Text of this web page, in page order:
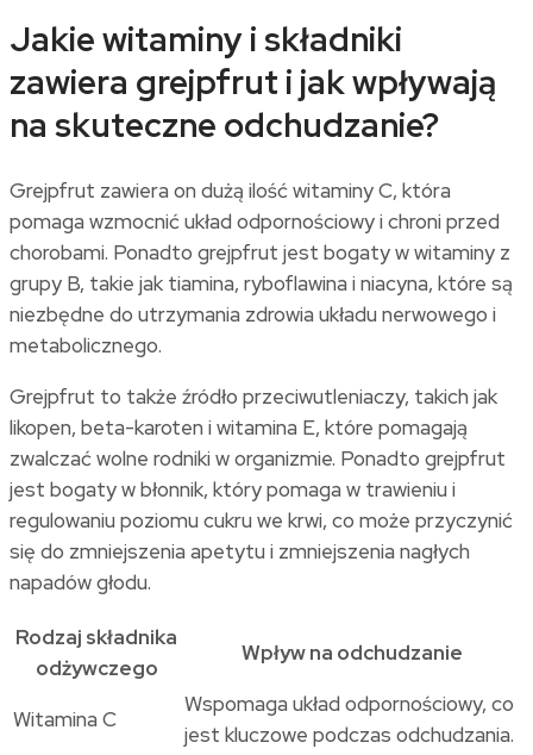
Jakie witaminy i składniki
zawiera grejpfrut i jak wpływają
na skuteczne odchudzanie?
Grejpfrut zawiera on dużą ilość witaminy C, która
pomaga wzmocnić układ odpornościowy i chroni przed
chorobami. Ponadto grejpfrut jest bogaty w witaminy z
grupy B, takie jak tiamina, ryboflawina i niacyna, które są
niezbędne do utrzymania zdrowia układu nerwowego i
metabolicznego.
Grejpfrut to także źródło przeciwutleniaczy, takich jak
likopen, beta-karoten i witamina E, które pomagają
zwalczać wolne rodniki w organizmie. Ponadto grejpfrut
jest bogaty w błonnik, który pomaga w trawieniu i
regulowaniu poziomu cukru we krwi, co może przyczynić
się do zmniejszenia apetytu i zmniejszenia nagłych
napadów głodu.
Rodzaj składnika
odżywczego
Wpływ na odchudzanie
Witamina C
Wspomaga układ odpornościowy, co
jest kluczowe podczas odchudzania.